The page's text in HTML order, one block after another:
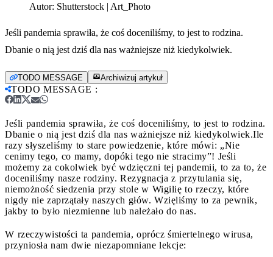
Autor: Shutterstock | Art_Photo
Jeśli pandemia sprawiła, że coś doceniliśmy, to jest to rodzina.
Dbanie o nią jest dziś dla nas ważniejsze niż kiedykolwiek.
TODO MESSAGE Archiwizuj artykuł
TODO MESSAGE :
Jeśli pandemia sprawiła, że coś doceniliśmy, to jest to rodzina.
Dbanie o nią jest dziś dla nas ważniejsze niż kiedykolwiek.Ile
razy słyszeliśmy to stare powiedzenie, które mówi: „Nie
cenimy tego, co mamy, dopóki tego nie stracimy”! Jeśli
możemy za cokolwiek być wdzięczni tej pandemii, to za to, że
doceniliśmy nasze rodziny. Rezygnacja z przytulania się,
niemożność siedzenia przy stole w Wigilię to rzeczy, które
nigdy nie zaprzątały naszych głów. Wzięliśmy to za pewnik,
jakby to było niezmienne lub należało do nas.
W rzeczywistości ta pandemia, oprócz śmiertelnego wirusa,
przyniosła nam dwie niezapomniane lekcje: